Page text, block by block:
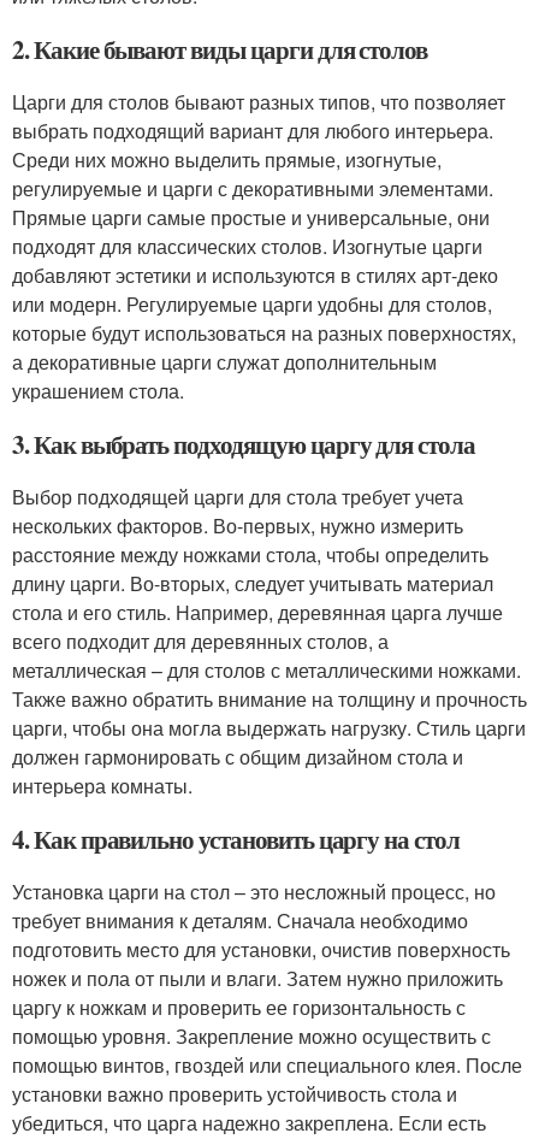
2. Какие бывают виды царги для столов
Царги для столов бывают разных типов, что позволяет
выбрать подходящий вариант для любого интерьера.
Среди них можно выделить прямые, изогнутые,
регулируемые и царги с декоративными элементами.
Прямые царги самые простые и универсальные, они
подходят для классических столов. Изогнутые царги
добавляют эстетики и используются в стилях арт-деко
или модерн. Регулируемые царги удобны для столов,
которые будут использоваться на разных поверхностях,
а декоративные царги служат дополнительным
украшением стола.
3. Как выбрать подходящую царгу для стола
Выбор подходящей царги для стола требует учета
нескольких факторов. Во-первых, нужно измерить
расстояние между ножками стола, чтобы определить
длину царги. Во-вторых, следует учитывать материал
стола и его стиль. Например, деревянная царга лучше
всего подходит для деревянных столов, а
металлическая – для столов с металлическими ножками.
Также важно обратить внимание на толщину и прочность
царги, чтобы она могла выдержать нагрузку. Стиль царги
должен гармонировать с общим дизайном стола и
интерьера комнаты.
4. Как правильно установить царгу на стол
Установка царги на стол – это несложный процесс, но
требует внимания к деталям. Сначала необходимо
подготовить место для установки, очистив поверхность
ножек и пола от пыли и влаги. Затем нужно приложить
царгу к ножкам и проверить ее горизонтальность с
помощью уровня. Закрепление можно осуществить с
помощью винтов, гвоздей или специального клея. После
установки важно проверить устойчивость стола и
убедиться, что царга надежно закреплена. Если есть